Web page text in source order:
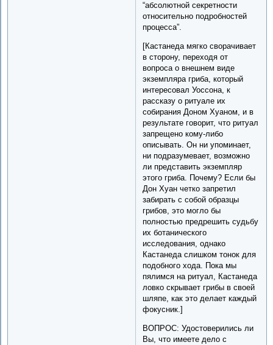
“абсолютной секретности
относительно подробностей
процесса”.
[Кастанеда мягко сворачивает
в сторону, переходя от
вопроса о внешнем виде
экземпляра гриба, который
интересовал Уоссона, к
рассказу о ритуале их
собирания Доном Хуаном, и в
результате говорит, что ритуал
запрещено кому-либо
описывать. Он ни упоминает,
ни подразумевает, возможно
ли представить экземпляр
этого гриба. Почему? Если бы
Дон Хуан четко запретил
забирать с собой образцы
грибов, это могло бы
полностью предрешить судьбу
их ботанического
исследования, однако
Кастанеда слишком тонок для
подобного хода. Пока мы
пялимся на ритуал, Кастанеда
ловко скрывает грибы в своей
шляпе, как это делает каждый
фокусник.]
ВОПРОС: Удостоверились ли
Вы, что имеете дело с